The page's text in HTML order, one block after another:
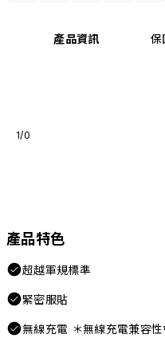
產品資訊 保
1/0
產品特色
超越軍規標準
緊密服貼
無線充電 ＊無線充電兼容